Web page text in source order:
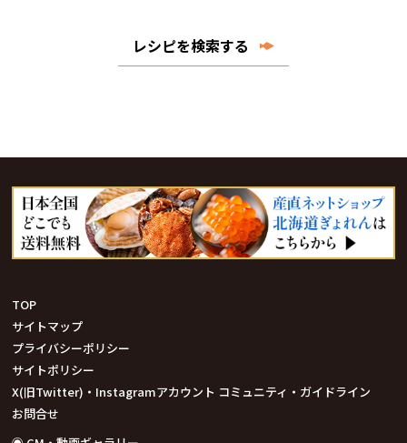
レシピを検索する
TOP
サイトマップ
プライバシーポリシー
サイトポリシー
X(旧Twitter)・Instagramアカウント コミュニティ・ガイドライン
お問合せ